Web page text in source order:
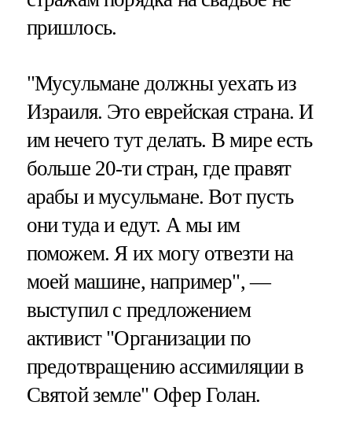
пришлось.
"Мусульмане должны уехать из
Израиля. Это еврейская страна. И
им нечего тут делать. В мире есть
больше 20-ти стран, где правят
арабы и мусульмане. Вот пусть
они туда и едут. А мы им
поможем. Я их могу отвезти на
моей машине, например", —
выступил с предложением
активист "Организации по
предотвращению ассимиляции в
Святой земле" Офер Голан.